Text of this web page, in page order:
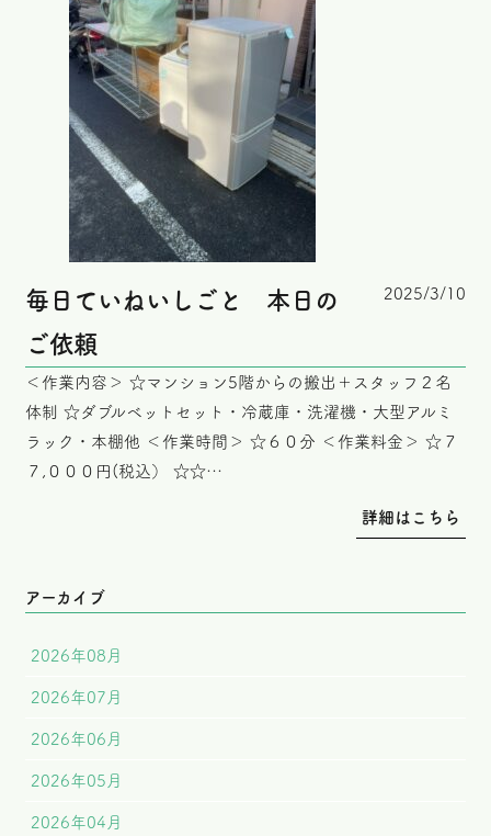
毎日ていねいしごと 本日の
ご依頼
2025/3/10
＜作業内容＞ ☆マンション5階からの搬出＋スタッフ２名
体制 ☆ダブルベットセット・冷蔵庫・洗濯機・大型アルミ
ラック・本棚他 ＜作業時間＞ ☆６０分 ＜作業料金＞ ☆７
７,０００円(税込） ☆☆…
詳細はこちら
アーカイブ
2026年08月
2026年07月
2026年06月
2026年05月
2026年04月